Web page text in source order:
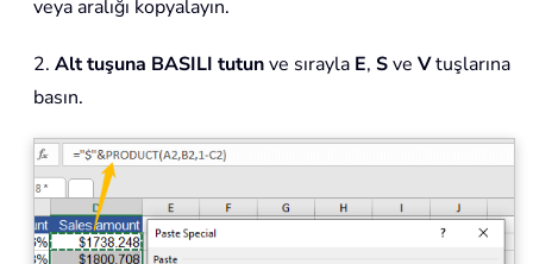
veya aralığı kopyalayın.
2. Alt tuşuna BASILI tutunve sırayla E, Sve Vtuşlarına
basın.